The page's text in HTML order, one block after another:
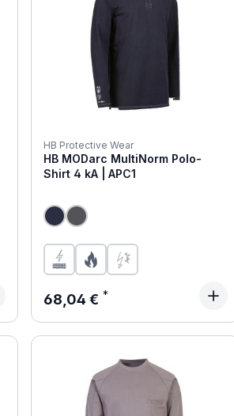
HB Protective Wear
HB MODarc MultiNorm Polo-
Shirt 4 kA | APC1
Regulärer Preis:
68,04 €